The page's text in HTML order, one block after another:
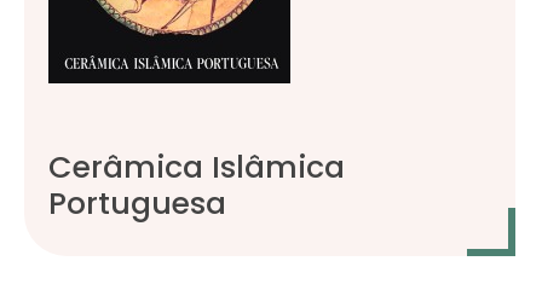
Cerâmica Islâmica
Portuguesa